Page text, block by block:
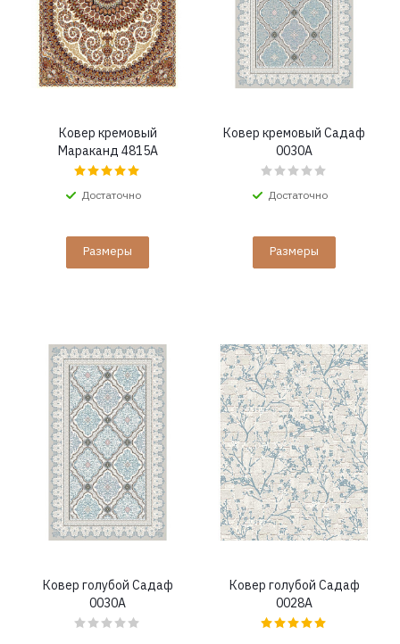
Ковер кремовый
Мараканд 4815A
Достаточно
Размеры
Ковер кремовый Садаф
0030A
Достаточно
Размеры
Ковер голубой Садаф
0030A
Ковер голубой Садаф
0028A